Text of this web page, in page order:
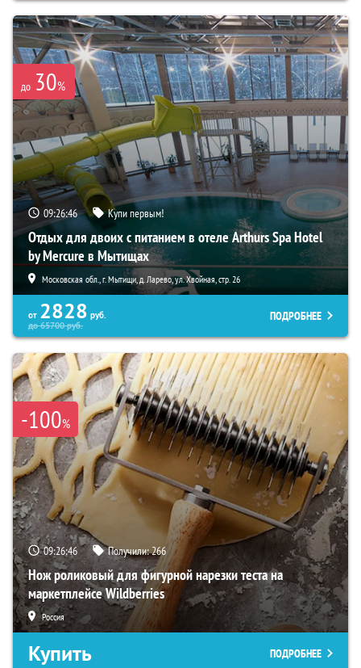
до 30%
09:26:45 Купи первым!
Отдых для двоих с питанием в отеле Arthurs Spa Hotel
by Mercure в Мытищах
Московская обл., г. Мытищи, д. Ларево, ул. Хвойная, стр. 26
от 2828 руб.
до65700руб.
ПОДРОБНЕЕ
-100%
09:26:45 Получили:266
Нож роликовый для фигурной нарезки теста на
маркетплейсе Wildberries
Россия
Купить ПОДРОБНЕЕ